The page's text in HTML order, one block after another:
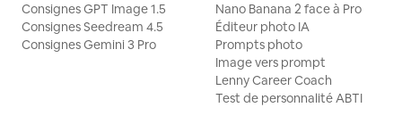
Consignes GPT Image 1.5
Consignes Seedream 4.5
Consignes Gemini 3 Pro
Nano Banana 2 face à Pro
Éditeur photo IA
Prompts photo
Image vers prompt
Lenny Career Coach
Test de personnalité ABTI